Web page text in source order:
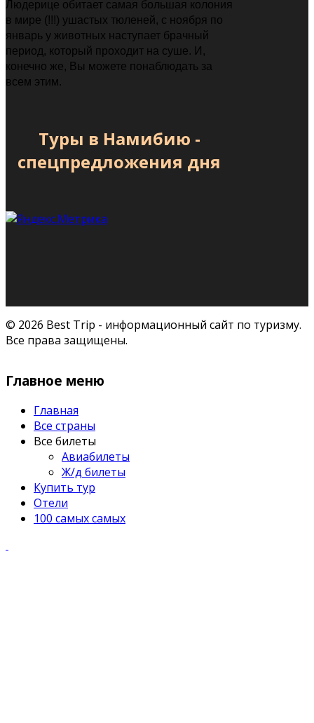
Людерице обитает самая большая колония
в мире (!!!) ушастых тюленей, с ноября по
январь у животных наступает брачный
период, который проходит на суше. И,
конечно же, Вы можете понаблюдать за
всем этим.
Туры в Намибию -
спецпредложения дня
© 2026 Best Trip - информационный сайт по туризму.
Все права защищены.
Главное меню
Главная
Все страны
Все билеты
Авиабилеты
Ж/д билеты
Купить тур
Отели
100 самых самых